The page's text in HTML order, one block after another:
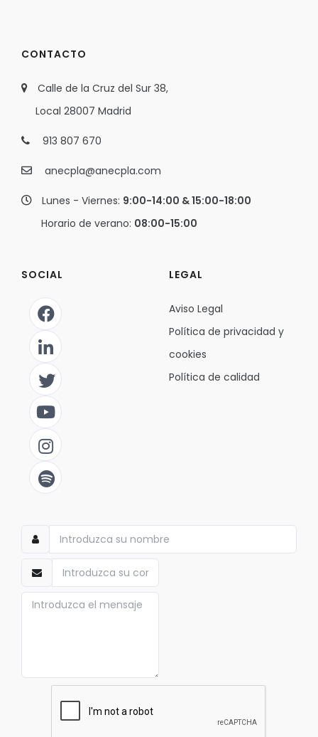
CONTACTO
Calle de la Cruz del Sur 38,
Local 28007 Madrid
913 807 670
anecpla@anecpla.com
Lunes - Viernes: 9:00-14:00 & 15:00-18:00
Horario de verano: 08:00-15:00
SOCIAL LEGAL
Aviso Legal
Política de privacidad y
cookies
Política de calidad